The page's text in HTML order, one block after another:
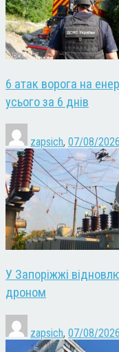
6 атак ворога на
усього за 6 днів
zapsich, 07/08/2026
У Запоріжжі
дроном
zapsich, 07/08/2026